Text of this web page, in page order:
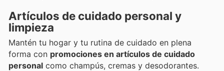
Artículos de cuidado personal y
limpieza
Mantén tu hogar y tu rutina de cuidado en plena
forma con promociones en artículos de cuidado
personal como champús, cremas y desodorantes.